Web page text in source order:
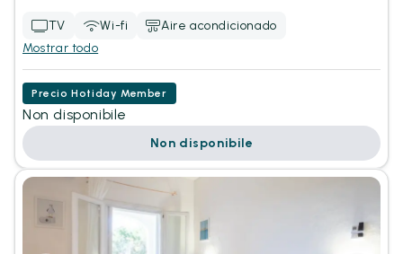
TV Wi-fi
Aire acondicionado
Mostrar todo
Precio Hotiday Member
Non disponibile
Non disponibile